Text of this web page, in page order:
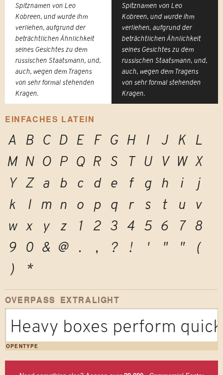
Spitznamen von Leo
Kobreen, und wurde ihm
verliehen, aufgrund der
beträchtlichen Ähnlichkeit
seines Gesichtes zu dem
russischen Staatsmann, und,
auch, wegen dem Tragens
von sehr formal stehenden
Kragen.
Spitznamen von Leo
Kobreen, und wurde ihm
verliehen, aufgrund der
beträchtlichen Ähnlichkeit
seines Gesichtes zu dem
russischen Staatsmann, und,
auch, wegen dem Tragens
von sehr formal stehenden
Kragen.
EINFACHES LATEIN
A B C D E F G H I J K L
M N O P Q R S T U V W X
Y Z a b c d e f g h i
j
k
l m n o p q r s t u
v
w x y z 1 2 3 4 5 6 7
8
9 0 & @ . , ? ! ' " "
(
)
*
OVERPASS EXTRALIGHT
Heavy boxes perform
OPENTYPE